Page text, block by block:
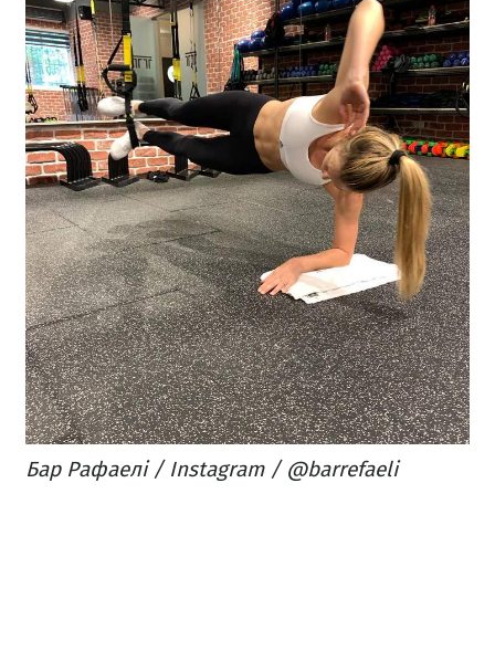
Бар Рафаелі / Instagram / @barrefaeli